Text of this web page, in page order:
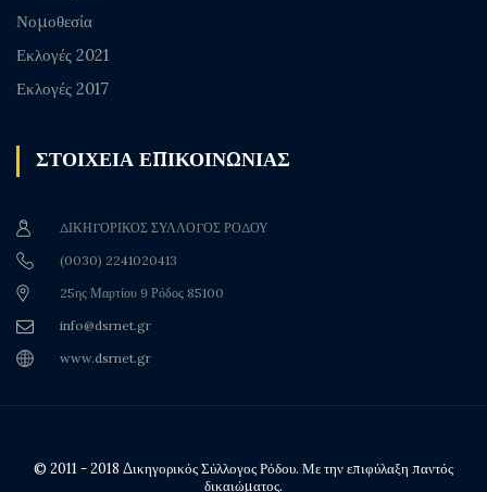
Νομοθεσία
Εκλογές 2021
Εκλογές 2017
ΣΤΟΙΧΕΙΑ ΕΠΙΚΟΙΝΩΝΙΑΣ
ΔΙΚΗΓΟΡΙΚΟΣ ΣΥΛΛΟΓΟΣ ΡΟΔΟΥ
(0030) 2241020413
25ης Μαρτίου 9 Ρόδος 85100
info@dsrnet.gr
www.dsrnet.gr
© 2011 - 2018 Δικηγορικός Σύλλογος Ρόδου. Με την επιφύλαξη παντός
δικαιώματος.